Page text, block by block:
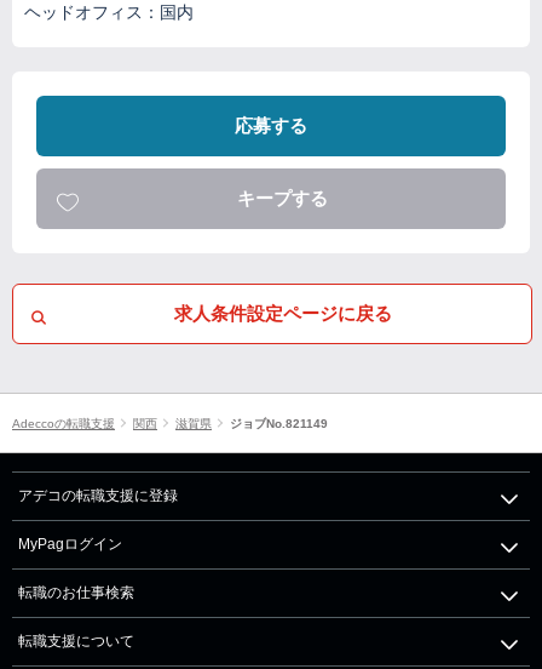
ヘッドオフィス：国内
応募する
キープする
求人条件設定ページに戻る
Adeccoの転職支援 関西 滋賀県 ジョブNo.821149
アデコの転職支援に登録
MyPagログイン
転職のお仕事検索
転職支援について